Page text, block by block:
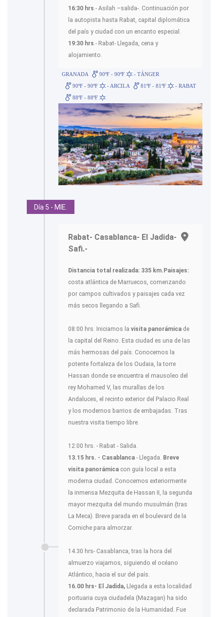
16:30 hrs .- Asilah –salida-. Continuación por
la autopista hasta Rabat, capital diplomática
del país y ciudad con un encanto especial.
19:30 hrs .- Rabat- Llegada, cena y
alojamiento.
GRANADA 90ºF - 90ºF
- TÁNGER
90ºF - 90ºF
- ARCILA 81ºF - 81ºF
- RABAT
88ºF - 88ºF
Día 5 - MIE.
Rabat- Casablanca- El Jadida-
Safi.-
Distancia total realizada: 335 km.Paisajes:
costa atlántica de Marruecos, comenzando
por campos cultivados y paisajes cada vez
más secos llegando a Safi.
08:00 hrs. Iniciamos la visita panorámica de
la capital del Reino. Esta ciudad es una de las
más hermosas del país. Conocemos la
potente fortaleza de los Oudaia, la torre
Hassan donde se encuentra el mausoleo del
rey Mohamed V, las murallas de los
Andaluces, el recinto exterior del Palacio Real
y los modernos barrios de embajadas. Tras
nuestra visita tiempo libre.
12:00 hrs. - Rabat - Salida.
13.15 hrs. - Casablanca - Llegada. Breve
visita panorámica con guía local a esta
moderna ciudad. Conocemos exteriormente
la inmensa Mezquita de Hassan II, la segunda
mayor mezquita del mundo musulmán (tras
La Meca). Breve parada en el boulevard de la
Corniche para almorzar.
14.30 hrs- Casablanca, tras la hora del
almuerzo viajamos, siguiendo el océano
Atlántico, hacia el sur del país.
16.00 hrs- El Jadida, Llegada a esta localidad
portuaria cuya ciudadela (Mazagan) ha sido
declarada Patrimonio de la Humanidad. Fue